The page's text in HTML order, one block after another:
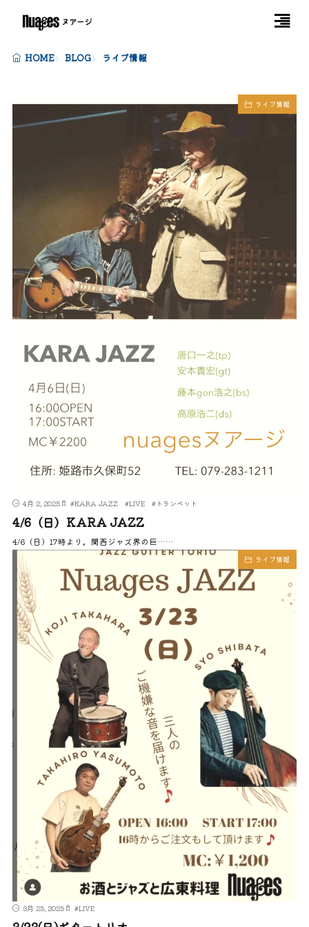
HOME BLOG ライブ情報
ライブ情報
4月 2, 2025 #KARA JAZZ #LIVE #トランペット
4/6（日）KARA JAZZ
4/6（日）17時より。関西ジャズ界の巨……
ライブ情報
3月 25, 2025 #LIVE